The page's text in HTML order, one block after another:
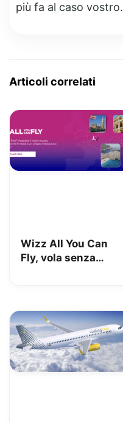
più fa al caso vostro.
Articoli correlati
Wizz All You Can
Fly, vola senza